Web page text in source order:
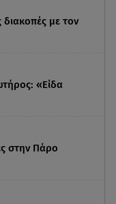
διακοπές με τον
«Είδα
στην Πάρο